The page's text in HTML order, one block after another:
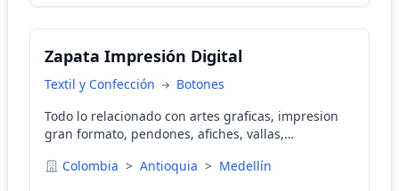
Zapata Impresión Digital
Textil y Confección
Botones
Todo lo relacionado con artes graficas, impresion
gran formato, pendones, afiches, vallas,
plegables, tarjetas, catálogos, facturas, revistas.
Colombia > Antioquia > Medellín